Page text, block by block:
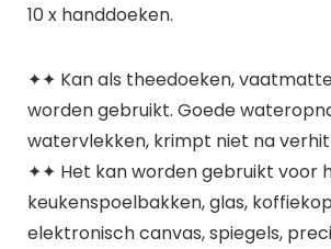
10 x handdoeken.
✦✦ Kan als theedoeken,
worden gebruikt. Goede
watervlekken, krimpt niet na
✦✦ Het kan worden gebruikt voor
keukenspoelbakken, glas,
elektronisch canvas, spiegels,